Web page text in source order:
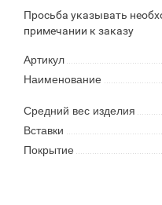
Просьба указывать
примечании к заказу
Артикул
Наименование
Средний вес изделия
Вставки
Покрытие